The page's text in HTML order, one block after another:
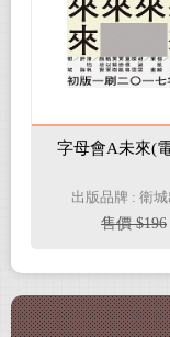
字母會A未來(
出版品牌 : 衛
售價 $196